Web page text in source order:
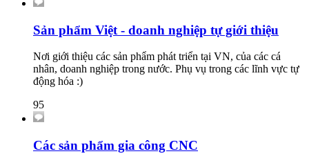
Sản phẩm Việt - doanh nghiệp tự giới thiệu
Nơi giới thiệu các sản phẩm phát triển tại VN, của các cá
nhân, doanh nghiệp trong nước. Phụ vụ trong các lĩnh vực tự
động hóa :)
95
Các sản phẩm gia công CNC